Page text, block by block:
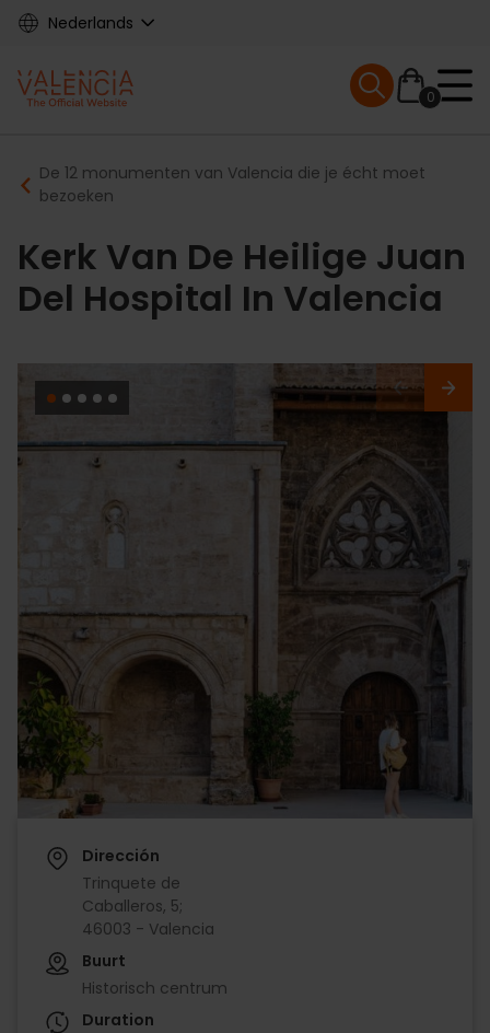
Skip
content
Nederlands
Main
navigation
0
Mobile menu
Breadcrumb
De 12 monumenten van Valencia die je écht moet
bezoeken
Kerk Van De Heilige Juan
Del Hospital In Valencia
Dirección
Trinquete de
Caballeros, 5;
46003 - Valencia
Buurt
Historisch centrum
Duration